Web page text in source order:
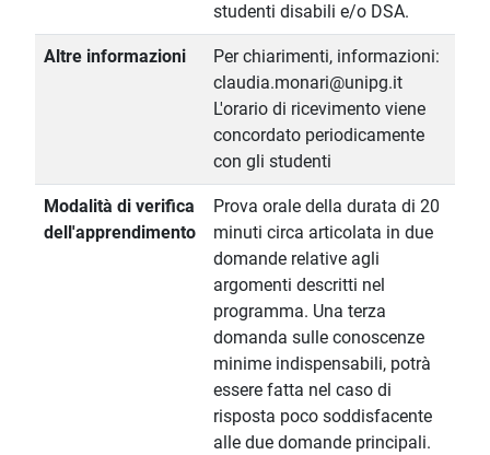
studenti disabili e/o DSA.
Altre informazioni
Per chiarimenti, informazioni:
claudia.monari@unipg.it
L'orario di ricevimento viene
concordato periodicamente
con gli studenti
Modalità di verifica
dell'apprendimento
Prova orale della durata di 20
minuti circa articolata in due
domande relative agli
argomenti descritti nel
programma. Una terza
domanda sulle conoscenze
minime indispensabili, potrà
essere fatta nel caso di
risposta poco soddisfacente
alle due domande principali.